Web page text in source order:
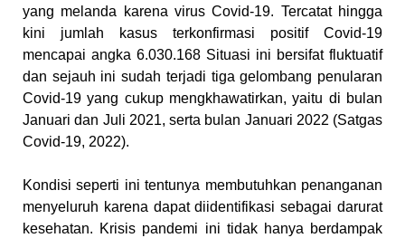
yang melanda karena virus Covid-19. Tercatat hingga
kini jumlah kasus terkonfirmasi positif Covid-19
mencapai angka 6.030.168 Situasi ini bersifat fluktuatif
dan sejauh ini sudah terjadi tiga gelombang penularan
Covid-19 yang cukup mengkhawatirkan, yaitu di bulan
Januari dan Juli 2021, serta bulan Januari 2022 (Satgas
Covid-19, 2022).
Kondisi seperti ini tentunya membutuhkan penanganan
menyeluruh karena dapat diidentifikasi sebagai darurat
kesehatan. Krisis pandemi ini tidak hanya berdampak